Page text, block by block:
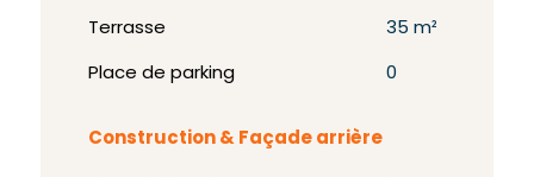
Terrasse 35 m²
Place de parking 0
Construction & Façade arrière